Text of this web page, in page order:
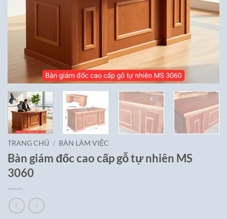
TRANG CHỦ / BÀN LÀM VIỆC
Bàn giám đốc cao cấp gỗ tự nhiên MS
3060